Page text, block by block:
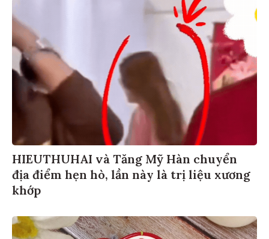
HIEUTHUHAI và Tăng Mỹ Hàn chuyển
địa điểm hẹn hò, lần này là trị liệu xương
khớp